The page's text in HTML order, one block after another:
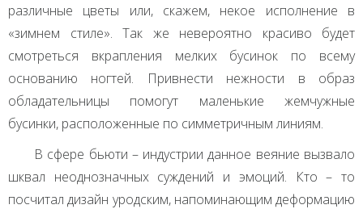
различные цветы или, скажем, некое исполнение в
«зимнем стиле». Так же невероятно красиво будет
смотреться вкрапления мелких бусинок по всему
основанию ногтей. Привнести нежности в образ
обладательницы помогут маленькие жемчужные
бусинки, расположенные по симметричным линиям.
В сфере бьюти – индустрии данное веяние вызвало
шквал неоднозначных суждений и эмоций. Кто – то
посчитал дизайн уродским, напоминающим деформацию